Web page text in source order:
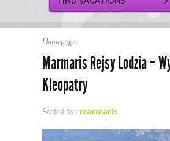
Homepage
Marmaris Rejsy Lodzia –
Kleopatry
Posted by : marmaris